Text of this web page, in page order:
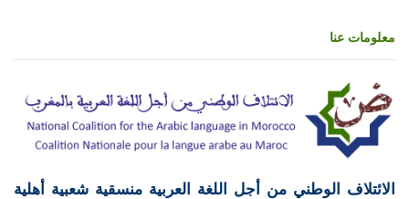
معلومات عنا
الائتلاف الوطني من أجل اللغة العربية منسقية شعبية أهلية